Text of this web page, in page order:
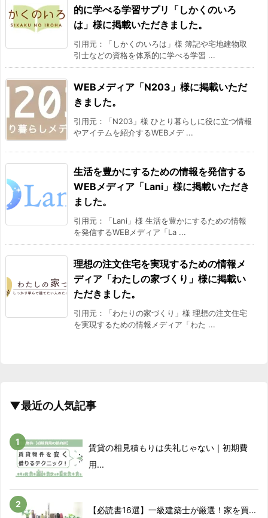
的に学べる学習サプリ「しかくのいろ
は」様に掲載いただきました。
引用元：「しかくのいろは」様 簿記や宅地建物取
引士などの資格を体系的に学べる学習 ...
WEBメディア「N203」様に掲載いただ
きました。
引用元：「N203」様 ひとり暮らしに役に立つ情報
やアイテムを紹介するWEBメデ ...
生活を豊かにするための情報を発信する
WEBメディア「Lani」様に掲載いただき
ました。
引用元：「Lani」様 生活を豊かにするための情報
を発信するWEBメディア「La ...
理想の注文住宅を実現するための情報メ
ディア「わたしの家づくり」様に掲載い
ただきました。
引用元：「わたりの家づくり」様 理想の注文住宅
を実現するための情報メディア「わた ...
▼最近の人気記事
賃貸の相見積もりは失礼じゃない｜初期費
用...
【必読書16選】一級建築士が厳選！家を買...